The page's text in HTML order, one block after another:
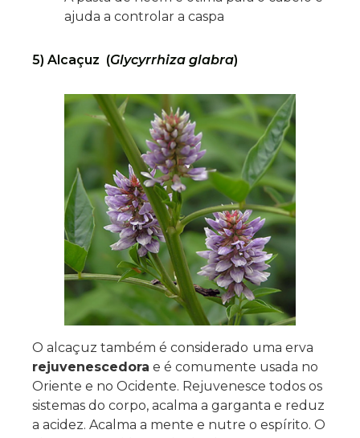
ajuda a controlar a caspa
5) Alcaçuz (Glycyrrhiza glabra)
O alcaçuz também é considerado uma erva
rejuvenescedora e é comumente usada no
Oriente e no Ocidente. Rejuvenesce todos os
sistemas do corpo, acalma a garganta e reduz
a acidez. Acalma a mente e nutre o espírito. O